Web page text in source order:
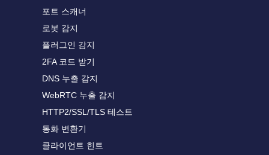
포트 스캐너
로봇 감지
플러그인 감지
2FA 코드 받기
DNS 누출 감지
WebRTC 누출 감지
HTTP2/SSL/TLS 테스트
통화 변환기
클라이언트 힌트